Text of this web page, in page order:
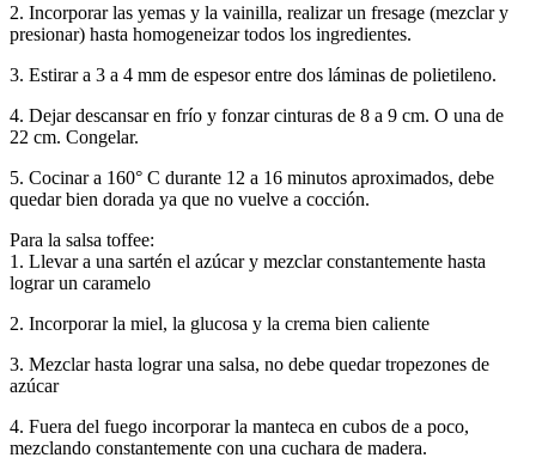
2. Incorporar las yemas y la vainilla, realizar un fresage (mezclar y
presionar) hasta homogeneizar todos los ingredientes.
3. Estirar a 3 a 4 mm de espesor entre dos láminas de polietileno.
4. Dejar descansar en frío y fonzar cinturas de 8 a 9 cm. O una de
22 cm. Congelar.
5. Cocinar a 160° C durante 12 a 16 minutos aproximados, debe
quedar bien dorada ya que no vuelve a cocción.
Para la salsa toffee:
1. Llevar a una sartén el azúcar y mezclar constantemente hasta
lograr un caramelo
2. Incorporar la miel, la glucosa y la crema bien caliente
3. Mezclar hasta lograr una salsa, no debe quedar tropezones de
azúcar
4. Fuera del fuego incorporar la manteca en cubos de a poco,
mezclando constantemente con una cuchara de madera.